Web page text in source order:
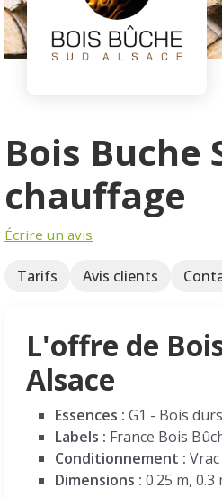
Bois Buche
chauffage
Écrire un avis
Tarifs Avis clients
L'offre de
Alsace
Essences : G1 - Bois
Labels : France Bois
Conditionnement : Vrac
Dimensions : 0.25 m, 0.3